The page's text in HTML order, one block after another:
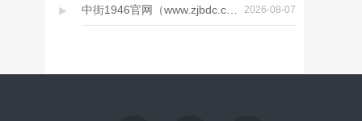
▸ 2026-08-07
中街1946官网（www.zjbdc.com）